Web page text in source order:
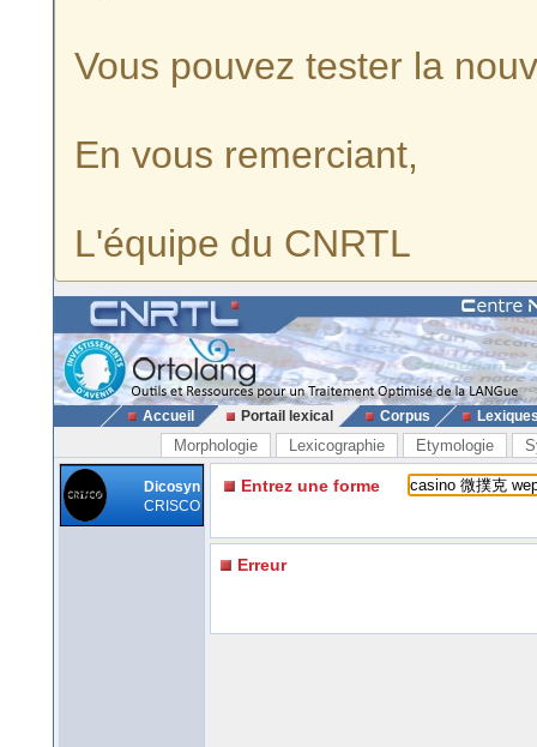
Vous pouvez tester la
En vous remerciant,
L'équipe du CNRTL
Accueil Portail lexical Corpus
Morphologie Lexicographie Etymologie
Dicosyn
CRISCO
Entrez une forme
Erreur